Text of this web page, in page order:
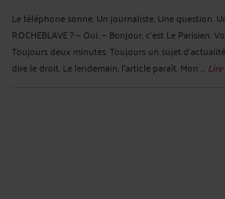
Le téléphone sonne. Un journaliste. Une question.
ROCHEBLAVE ? — Oui. — Bonjour, c'est Le Parisien.
Toujours deux minutes. Toujours un sujet
dire le droit. Le lendemain, l'article paraît. Mon ...